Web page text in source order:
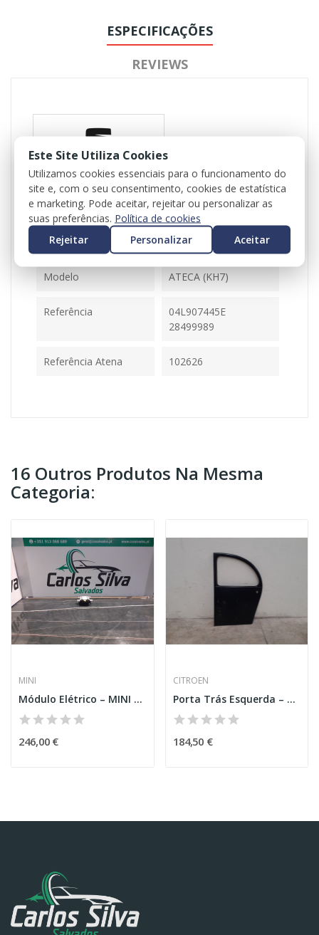
ESPECIFICAÇÕES
REVIEWS
Referência 102626
Disponível 1 Item
Ficha Informativa
Modelo ATECA (KH7)
Referência
04L907445E
28499989
Referência Atena 102626
16 Outros Produtos Na Mesma
Categoria:
MINI
Módulo Elétrico – MINI COUNTRYMAN
246,00 €
CITROEN
Porta Trás Esquerda – CITROEN 2 CV (CLASSIC PARTS)
184,50 €
Este Site Utiliza Cookies
Utilizamos cookies essenciais para o funcionamento do
site e, com o seu consentimento, cookies de estatística
e marketing. Pode aceitar, rejeitar ou personalizar as
suas preferências. Política de cookies
Rejeitar
Personalizar Aceitar